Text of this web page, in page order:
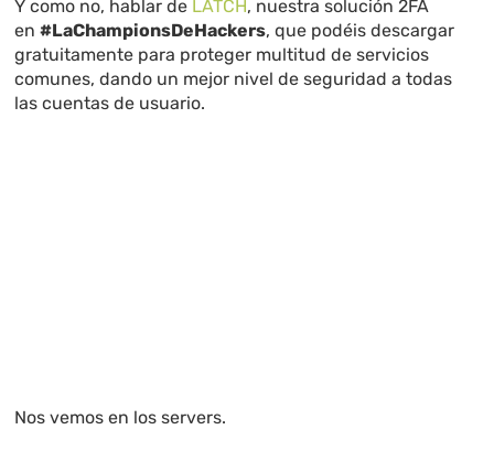
Y como no, hablar de LATCH, nuestra solución 2FA
en#LaChampionsDeHackers, que podéis descargar
gratuitamente para proteger multitud de servicios
comunes, dando un mejor nivel de seguridad a todas
las cuentas de usuario.
Nos vemos en los servers.